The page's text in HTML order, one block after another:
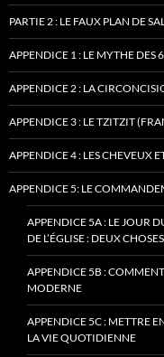
PARTIE 2 : LE FAUX PLAN DE
APPENDICE 1 : LE MYTHE
APPENDICE 2 : LA
APPENDICE 3 : LE TZITZIT
APPENDICE 4 : LES CHEVEUX
APPENDICE 5: LE
APPENDICE 5A : LE JOUR
DE L’ÉGLISE : DEUX
APPENDICE 5B :
MODERNE
APPENDICE 5C : METTRE
LA VIE QUOTIDIENNE